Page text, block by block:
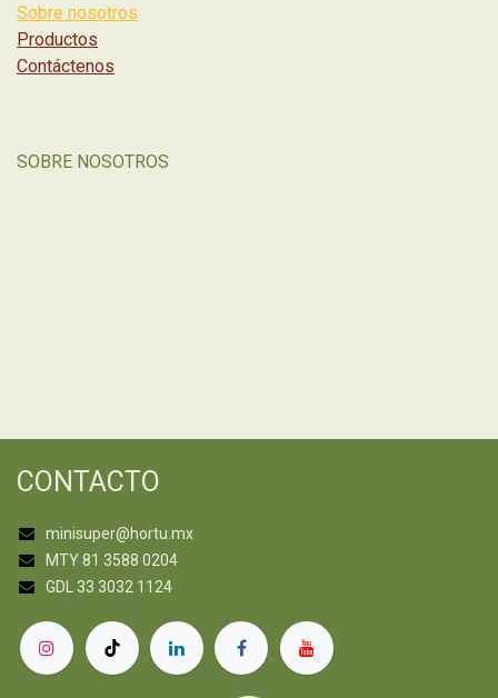
Sobre nosotros
Productos
Contáctenos
SOBRE NOSOTROS
CONTACTO
minisuper@hortu.mx
MTY 81 3588 0204
GDL 33 3032 1124